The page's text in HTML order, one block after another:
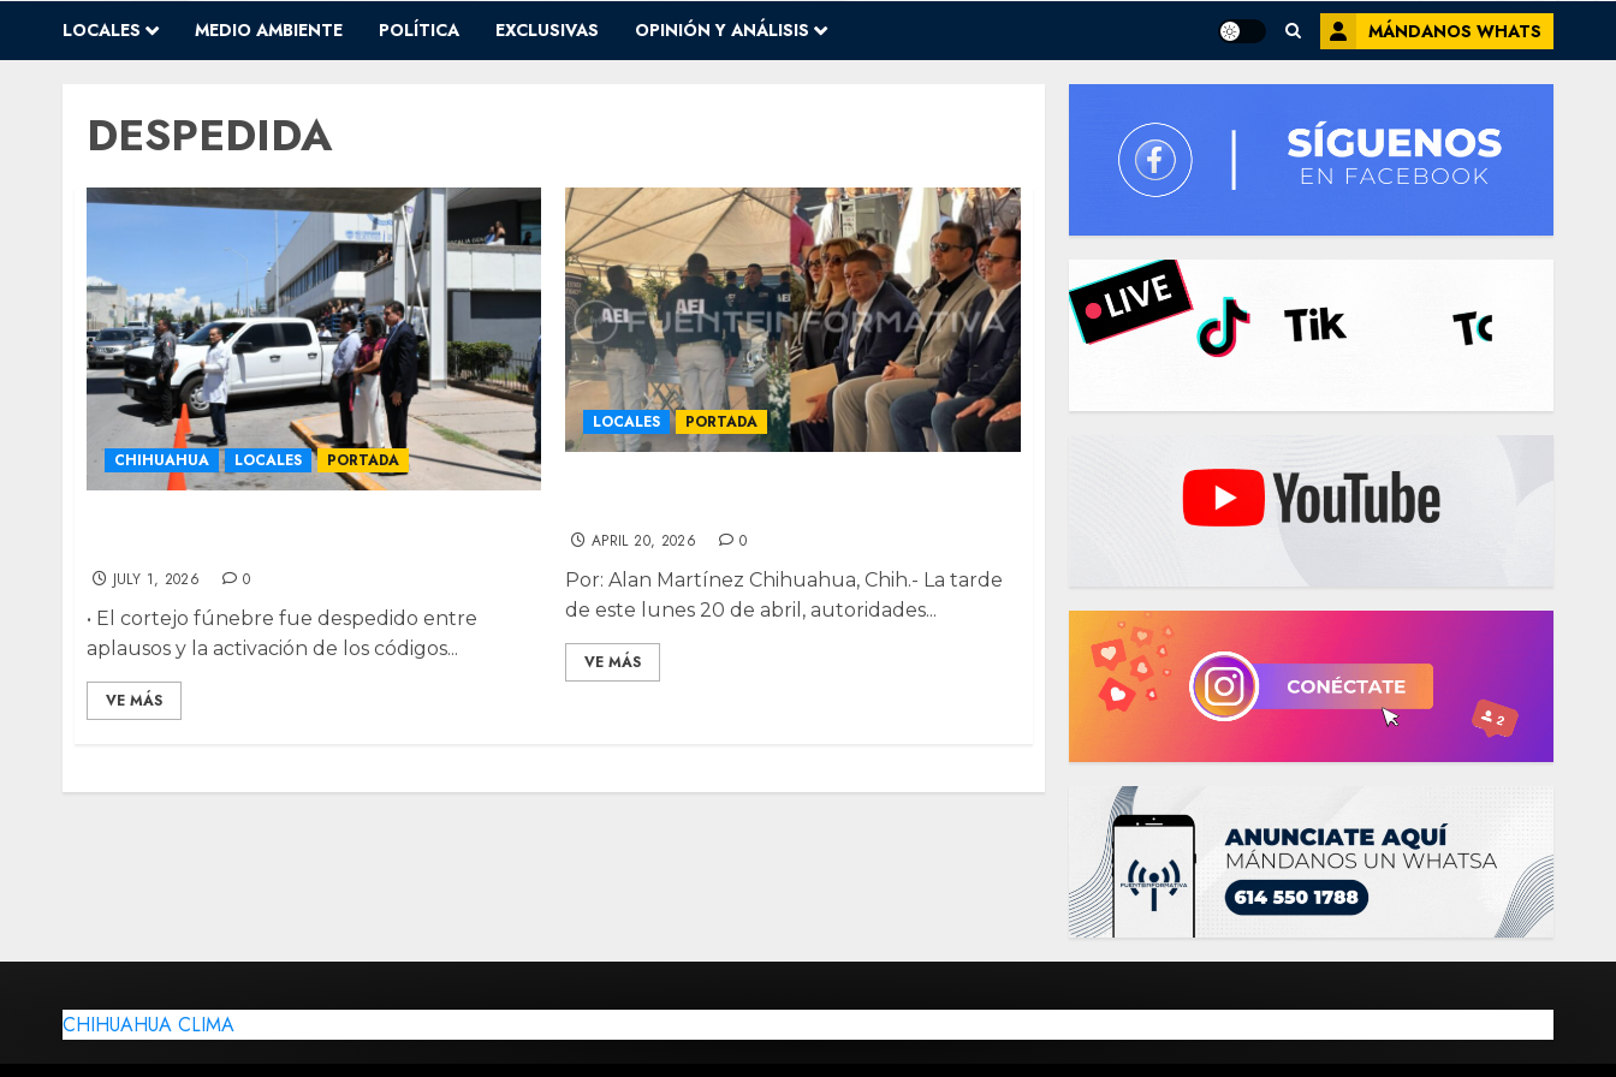
LOCALES MEDIO AMBIENTE POLÍTICA EXCLUSIVAS OPINIÓN Y ANÁLISIS MÁNDANOS WHATS
DESPEDIDA
CHIHUAHUA LOCALES PORTADA
JULY 1, 2026 0
• El cortejo fúnebre fue despedido entre
aplausos y la activación de los códigos...
VE MÁS
LOCALES PORTADA
APRIL 20, 2026 0
Por: Alan Martínez Chihuahua, Chih.- La tarde
de este lunes 20 de abril, autoridades...
VE MÁS
CHIHUAHUA CLIMA